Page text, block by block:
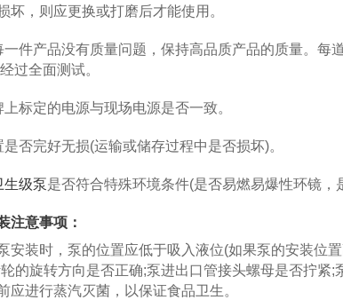
坏，则应更换或打磨后才能使用。
产品没有质量问题，保持高品质产品的质量。每
过全面测试。
定的电源与现场电源是否一致。
完好无损(运输或储存过程中是否损坏)。
生级泵是否符合特殊环境条件(是否易燃易爆性环镜，
意事项：
装时，泵的位置应低于吸入液位(如果泵的安装位置
的旋转方向是否正确;泵进出口管接头螺母是否拧紧
应进行蒸汽灭菌，以保证食品卫生。